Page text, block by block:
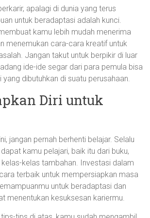
apalagi di dunia yang terus
untuk beradaptasi adalah kunci.
kamu lebih mudah menerima
menemukan cara-cara kreatif untuk
Jangan takut untuk berpikir di luar
ide-ide segar dari para pemula bisa
dibutuhkan di suatu perusahaan.
Diri untuk
jangan pernah berhenti belajar. Selalu
kamu pelajari, baik itu dari buku,
kelas tambahan. Investasi dalam
terbaik untuk mempersiapkan masa
untuk beradaptasi dan
menentukan kesuksesan kariermu.